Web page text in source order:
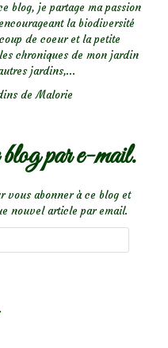
blog, je partage ma passion
la biodiversité
de coeur et la petite
chroniques de mon jardin
jardins,...
de Malorie
par e-mail.
vous abonner à ce blog et
nouvel article par email.